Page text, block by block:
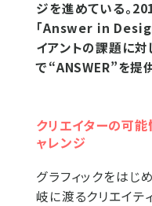
ジを進めている。
「Answer in Design
イアントの課題に対
で“ANSWER”を提
クリエイターの可能
ャレンジ
グラフィックをはじ
岐に渡るクリエイ